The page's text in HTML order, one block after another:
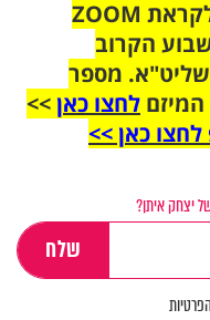
הצטרפו לקבוצת הוואטסאפ לקראת ZOOM
הקרוב
מספר
לחצו כאן>>
כאן >>
יצחק איתן?